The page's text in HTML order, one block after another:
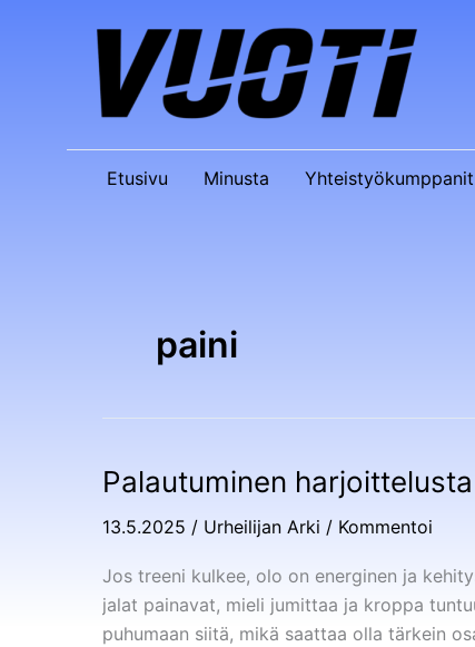
Etusivu Minusta Yhteistyökumppanit
paini
Palautuminen
13.5.2025 / Urheilijan Arki / Kommentoi
Jos treeni kulkee, olo on energinen ja
jalat painavat, mieli jumittaa ja kroppa
puhumaan siitä, mikä saattaa olla tärkein
Palautuminen
on
avain
kehitykseen